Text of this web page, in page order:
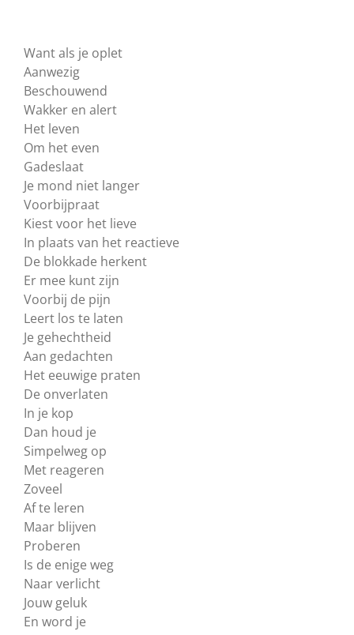
Want als je oplet
Aanwezig
Beschouwend
Wakker en alert
Het leven
Om het even
Gadeslaat
Je mond niet langer
Voorbijpraat
Kiest voor het lieve
In plaats van het reactieve
De blokkade herkent
Er mee kunt zijn
Voorbij de pijn
Leert los te laten
Je gehechtheid
Aan gedachten
Het eeuwige praten
De onverlaten
In je kop
Dan houd je
Simpelweg op
Met reageren
Zoveel
Af te leren
Maar blijven
Proberen
Is de enige weg
Naar verlicht
Jouw geluk
En word je